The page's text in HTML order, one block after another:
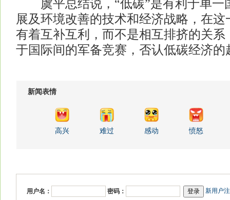
虞平总结说，“低碳”是有利于单一
展及环境改善的技术和经济战略，在
有着互补互利，而不是相互排挤的关系
于国际间的军备竞赛，否认低碳经济的
新闻表情
高兴 难过 感动 愤怒
用户名： 密码： 新用户